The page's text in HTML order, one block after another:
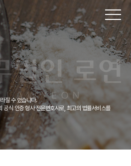
질 수 있습니다.
공식 인증 형사 전문변호사로, 최고의 법률서비스를